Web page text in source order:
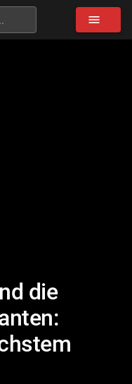
menu
die